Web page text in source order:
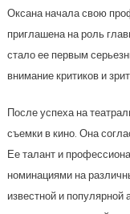
Оксана начала свою
приглашена на роль
стало ее первым
внимание критиков и
После успеха на
съемки в кино. Она
Ее талант и
номинациями на
известной и популярной